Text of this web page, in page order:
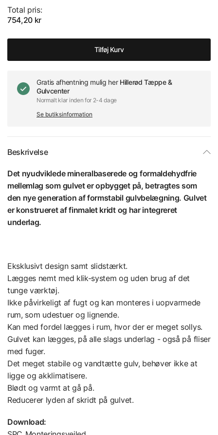
Total pris:
754,20 kr
Tilføj Kurv
Gratis afhentning mulig her Hillerød Tæppe &
Gulvcenter
Normalt klar inden for 2-4 dage
Se butiksinformation
Beskrivelse
Det nyudviklede mineralbaserede og formaldehydfrie
mellemlag som gulvet er opbygget på, betragtes som
den nye generation af formstabil gulvbelægning. Gulvet
er konstrueret af finmalet kridt og har integreret
underlag.
Eksklusivt design samt slidstærkt.
Lægges nemt med klik-system og uden brug af det
tunge værktøj.
Ikke påvirkeligt af fugt og kan monteres i uopvarmede
rum, som udestuer og lignende.
Kan med fordel lægges i rum, hvor der er meget sollys.
Gulvet kan lægges, på alle slags underlag - også på fliser
med fuger.
Det meget stabile og vandtætte gulv, behøver ikke at
ligge og akklimatisere.
Blødt og varmt at gå på.
Reducerer lyden af skridt på gulvet.
Download: